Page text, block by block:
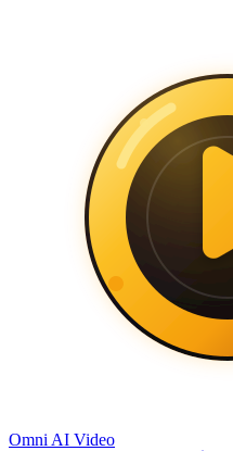
Omni AI Video